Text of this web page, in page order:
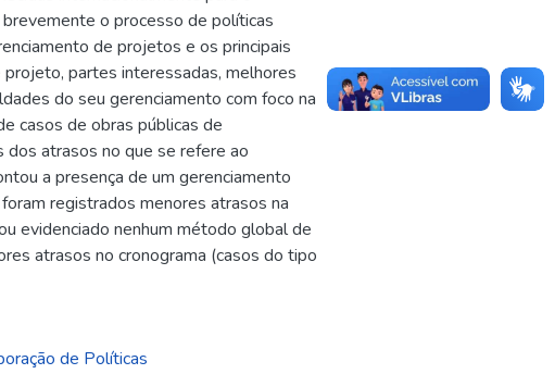
o processo de políticas
de projetos e os principais
partes interessadas, melhores
do seu gerenciamento com foco na
casos de obras públicas de
dos atrasos no que se refere ao
a presença de um gerenciamento
registrados menores atrasos na
evidenciado nenhum método global de
atrasos no cronograma (casos do tipo
de Políticas